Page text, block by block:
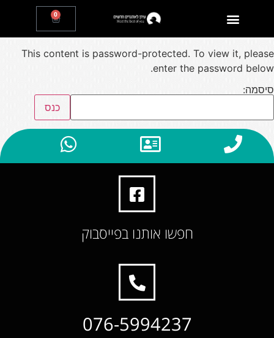
0
This content is password-protected. To view it, please
enter the password below.
סיסמה:
חפשו אותנו בפייסבוק
076-5994237